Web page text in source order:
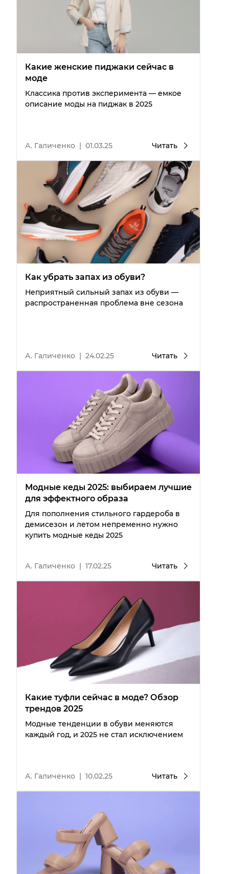
Какие женские пиджаки сейчас в
моде
Классика против эксперимента — емкое
описание моды на пиджак в 2025
А. Галиченко | 01.03.25 Читать
Как убрать запах из обуви?
Неприятный сильный запах из обуви —
распространенная проблема вне сезона
А. Галиченко | 24.02.25 Читать
Модные кеды 2025: выбираем лучшие
для эффектного образа
Для пополнения стильного гардероба в
демисезон и летом непременно нужно
купить модные кеды 2025
А. Галиченко | 17.02.25 Читать
Какие туфли сейчас в моде? Обзор
трендов 2025
Модные тенденции в обуви меняются
каждый год, и 2025 не стал исключением
А. Галиченко | 10.02.25 Читать